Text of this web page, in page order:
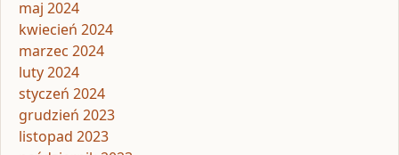
maj 2024
kwiecień 2024
marzec 2024
luty 2024
styczeń 2024
grudzień 2023
listopad 2023